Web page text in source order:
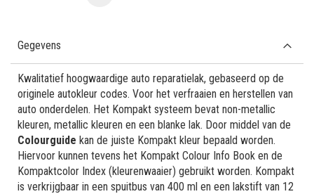
Gegevens
Kwalitatief hoogwaardige auto reparatielak, gebaseerd op de
originele autokleur codes. Voor het verfraaien en herstellen van
auto onderdelen. Het Kompakt systeem bevat non-metallic
kleuren, metallic kleuren en een blanke lak. Door middel van de
Colourguide kan de juiste Kompakt kleur bepaald worden.
Hiervoor kunnen tevens het Kompakt Colour Info Book en de
Kompaktcolor Index (kleurenwaaier) gebruikt worden. Kompakt
is verkrijgbaar in een spuitbus van 400 ml en een lakstift van 12